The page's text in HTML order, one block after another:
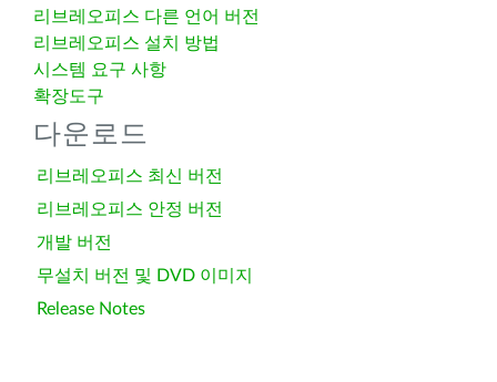
리브레오피스 다른 언어 버전
리브레오피스 설치 방법
시스템 요구 사항
확장도구
다운로드
리브레오피스 최신 버전
리브레오피스 안정 버전
개발 버전
무설치 버전 및 DVD 이미지
Release Notes